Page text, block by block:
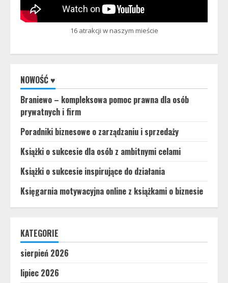
16 atrakcji w naszym mieście
NOWOŚĆ ♥
Braniewo – kompleksowa pomoc prawna dla osób
prywatnych i firm
Poradniki biznesowe o zarządzaniu i sprzedaży
Książki o sukcesie dla osób z ambitnymi celami
Książki o sukcesie inspirujące do działania
Księgarnia motywacyjna online z książkami o biznesie
KATEGORIE
sierpień 2026
lipiec 2026